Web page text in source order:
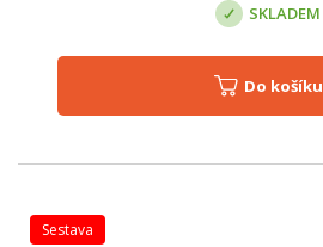
SKLADEM
Do košíku
sestava